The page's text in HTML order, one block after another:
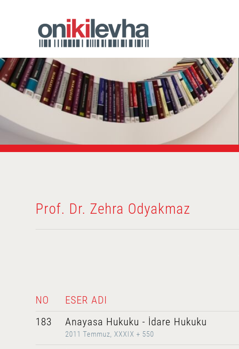
Prof. Dr. Zehra Odyakmaz
NO
ESER ADI
183
Anayasa Hukuku - İdare Hukuku
2011 Temmuz, XXXIX + 550